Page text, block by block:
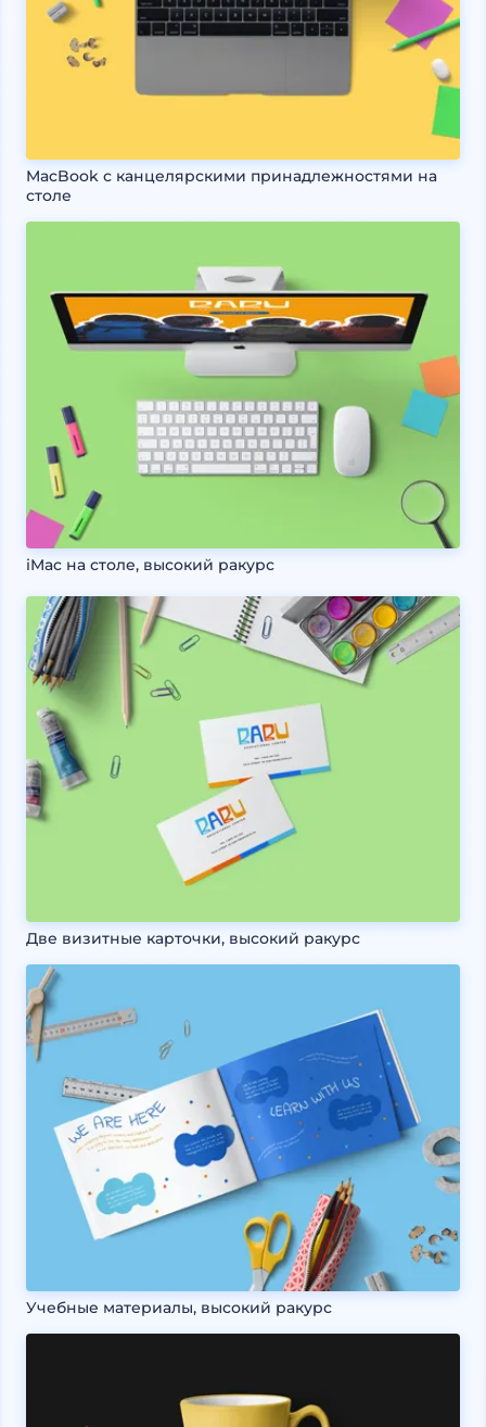
MacBook с канцелярскими принадлежностями на
столе
iMac на столе, высокий ракурс
Две визитные карточки, высокий ракурс
Учебные материалы, высокий ракурс